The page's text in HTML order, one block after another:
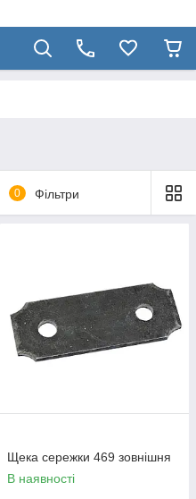
0 Фільтри
Щека сережки 469 зовнішня
В наявності